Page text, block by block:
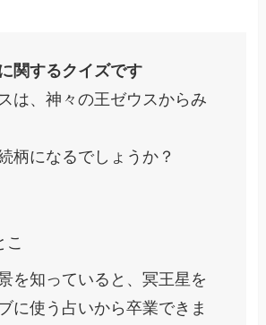
関するクイズです
は、神々の王ゼウスからみ
柄になるでしょうか？
を知っていると、冥王星を
に使う占いから卒業できま